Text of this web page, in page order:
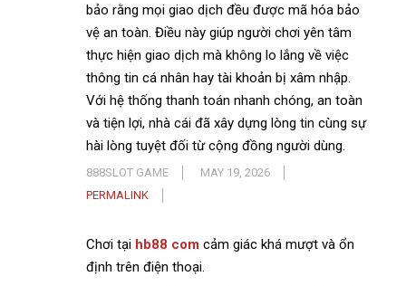
bảo rằng mọi giao dịch đều được mã hóa bảo
vệ an toàn. Điều này giúp người chơi yên tâm
thực hiện giao dịch mà không lo lắng về việc
thông tin cá nhân hay tài khoản bị xâm nhập.
Với hệ thống thanh toán nhanh chóng, an toàn
và tiện lợi, nhà cái đã xây dựng lòng tin cùng sự
hài lòng tuyệt đối từ cộng đồng người dùng.
888SLOT GAME
MAY 19, 2026
PERMALINK
Chơi tại hb88 com cảm giác khá mượt và ổn
định trên điện thoại.